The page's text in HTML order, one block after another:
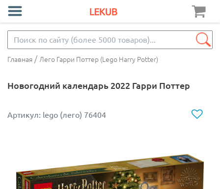
Главная / Лего Гарри Поттер (Lego Harry Potter)
Новогодний календарь 2022 Гарри Поттер
Артикул: lego (лего) 76404